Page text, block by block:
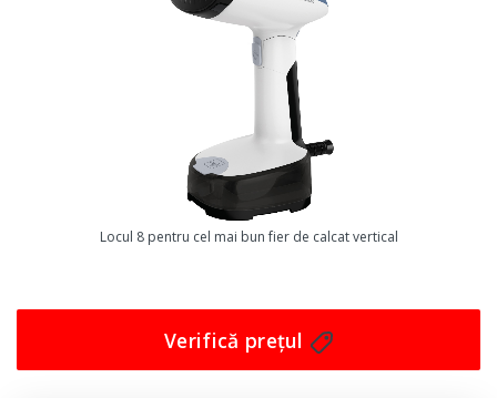
apăsați butoane sau să rotiți un disc pentru a obține
setările dorite. În schimb, puteți selecta opțiunea dorită
Acest aparat de călcat vertical portabil este perfect
pentru călcatul hainelor, dar poate fi folosit și pentru
alte scopuri, cum ar fi îndepărtarea cutezilor de pe
draperii sau perdele. Cu un design compact și ușor,
acest aparat poate fi ușor transportat oriunde aveți
În concluzie, dacă doriți un aparat de călcat care să vă
facă viața mai ușoară, atunci aparatul de călcat vertical
portabil Zass ZGS 04 este opțiunea ideală pentru
Locul 8 pentru cel mai bun fier de calcat vertical
Verifică prețul